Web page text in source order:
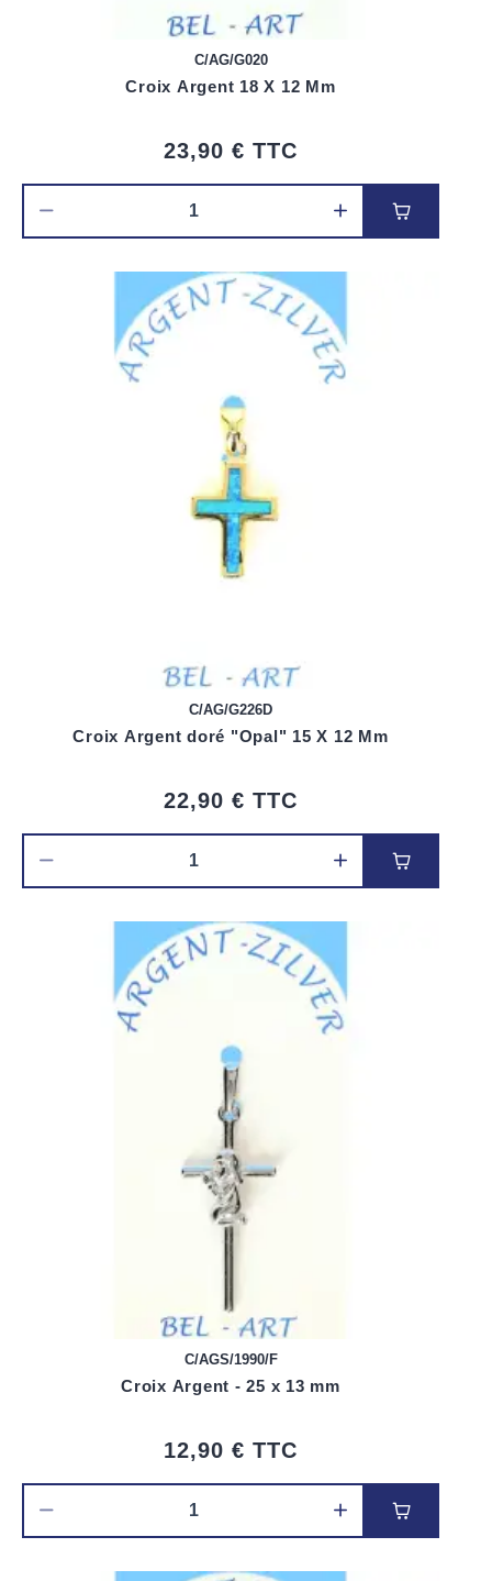
C/AG/G020
Croix Argent 18 X 12 Mm
23,90 € TTC
Ajouter au
C/AG/G226D
Croix Argent doré "Opal" 15 X 12 Mm
22,90 € TTC
Ajouter au
C/AGS/1990/F
Croix Argent - 25 x 13 mm
12,90 € TTC
Ajouter au